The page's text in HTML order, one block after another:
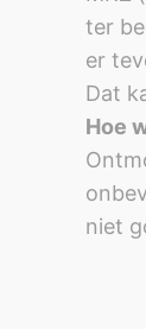
ter
er
Dat
Hoe
niet